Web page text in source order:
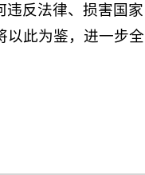
违反法律、损害国家
以此为鉴，进一步全